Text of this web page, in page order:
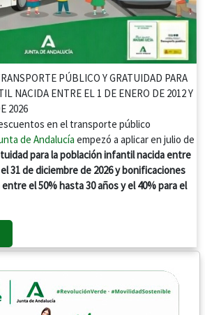
PÚBLICO Y GRATUIDAD PARA
NACIDA ENTRE EL 1 DE ENERO DE 2012 Y
2026
en el transporte público
de Andalucía empezó a aplicar en julio de
para la población infantil nacida entre
31 de diciembre de 2026 y bonificaciones
el 50% hasta 30 años y el 40% para el